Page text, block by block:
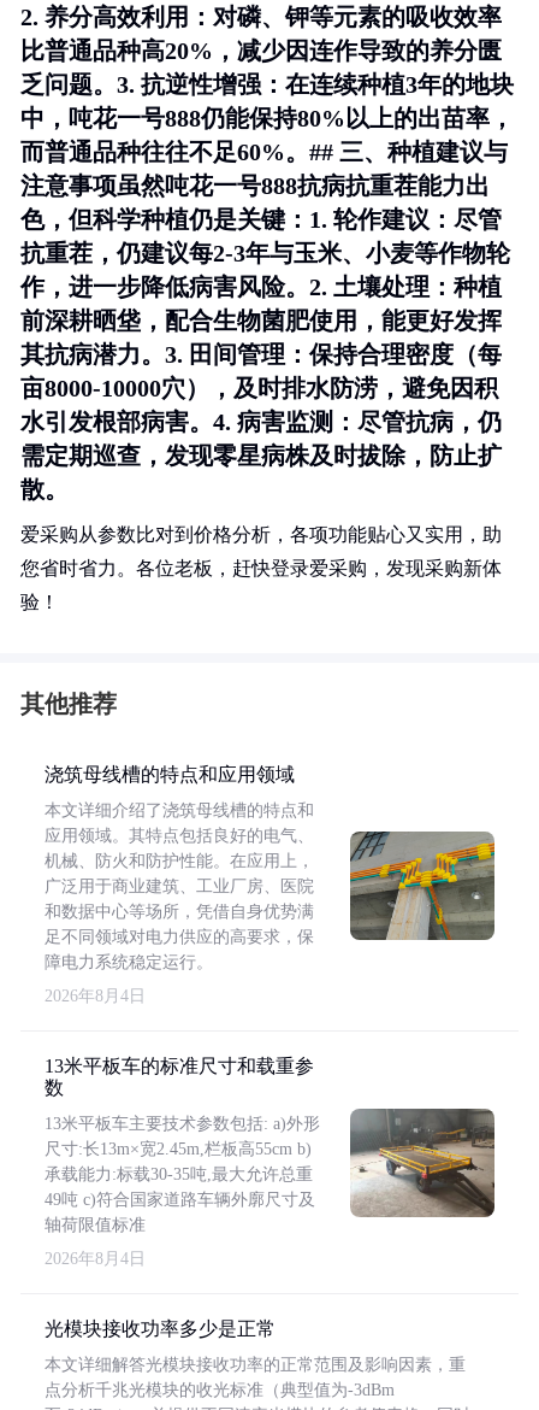
2. 养分高效利用 ：对磷、钾等元素的吸收效率
比普通品种高20%，减少因连作导致的养分匮
乏问题。3. 抗逆性增强 ：在连续种植3年的地块
中，吨花一号888仍能保持80%以上的出苗率，
而普通品种往往不足60%。## 三、种植建议与
注意事项虽然吨花一号888抗病抗重茬能力出
色，但科学种植仍是关键：1. 轮作建议 ：尽管
抗重茬，仍建议每2-3年与玉米、小麦等作物轮
作，进一步降低病害风险。2. 土壤处理 ：种植
前深耕晒垡，配合生物菌肥使用，能更好发挥
其抗病潜力。3. 田间管理 ：保持合理密度（每
亩8000-10000穴），及时排水防涝，避免因积
水引发根部病害。4. 病害监测 ：尽管抗病，仍
需定期巡查，发现零星病株及时拔除，防止扩
散。
爱采购从参数比对到价格分析，各项功能贴心又实用，助
您省时省力。各位老板，赶快登录爱采购，发现采购新体
验！
其他推荐
浇筑母线槽的特点和应用领域
本文详细介绍了浇筑母线槽的特点和
应用领域。其特点包括良好的电气、
机械、防火和防护性能。在应用上，
广泛用于商业建筑、工业厂房、医院
和数据中心等场所，凭借自身优势满
足不同领域对电力供应的高要求，保
障电力系统稳定运行。
2026年8月4日
13米平板车的标准尺寸和载重参
数
13米平板车主要技术参数包括: a)外形
尺寸:长13m×宽2.45m,栏板高55cm b)
承载能力:标载30-35吨,最大允许总重
49吨 c)符合国家道路车辆外廓尺寸及
轴荷限值标准
2026年8月4日
光模块接收功率多少是正常
本文详细解答光模块接收功率的正常范围及影响因素，重
点分析千兆光模块的收光标准（典型值为-3dBm